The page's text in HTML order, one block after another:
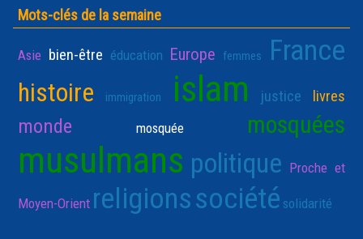
Mots-clés de la semaine
Asie bien-être éducation Europe femmes France
histoire immigration islam justice livres
monde mosquée mosquées
musulmans politique Proche et
Moyen-Orient religionssociété solidarité